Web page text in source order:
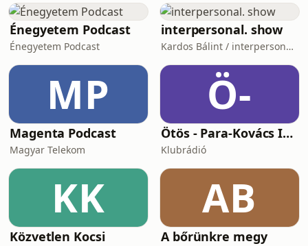
Énegyetem Podcast
Énegyetem Podcast
interpersonal. show
Kardos Bálint / interpersonal.host
MP
Magenta Podcast
Magyar Telekom
Ö-
Ötös - Para-Kovács Imrével
Klubrádió
KK
Közvetlen Kocsi
AB
A bőrünkre megy